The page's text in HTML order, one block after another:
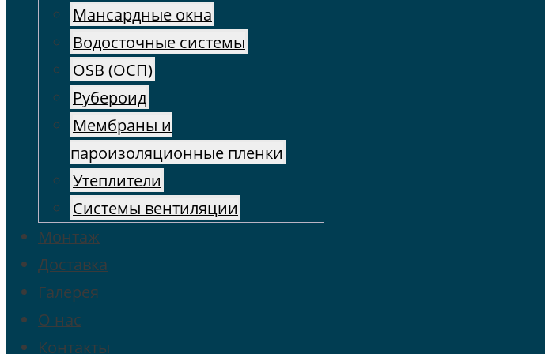
Мансардные окна
Водосточные системы
OSB (ОСП)
Рубероид
Мембраны и
пароизоляционные пленки
Утеплители
Системы вентиляции
Монтаж
Доставка
Галерея
О нас
Контакты